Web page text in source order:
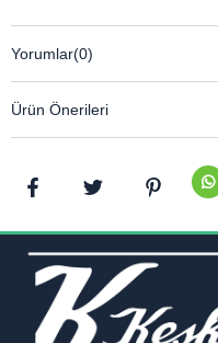
Yorumlar(0)
Ürün Önerileri